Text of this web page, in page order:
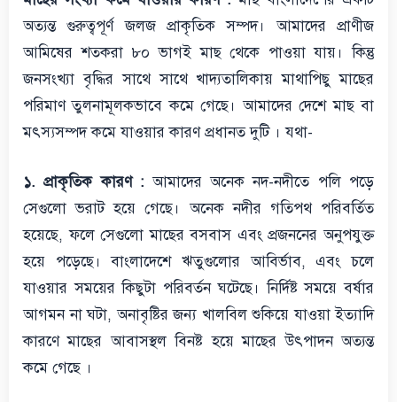
অত্যন্ত গুরুত্বপূর্ণ জলজ প্রাকৃতিক সম্পদ। আমাদের প্রাণীজ
আমিষের শতকরা ৮০ ভাগই মাছ থেকে পাওয়া যায়। কিন্তু
জনসংখ্যা বৃদ্ধির সাথে সাথে খাদ্যতালিকায় মাথাপিছু মাছের
পরিমাণ তুলনামূলকভাবে কমে গেছে। আমাদের দেশে মাছ বা
মৎস্যসম্পদ কমে যাওয়ার কারণ প্রধানত দুটি । যথা-
১. প্রাকৃতিক কারণ : আমাদের অনেক নদ-নদীতে পলি পড়ে
সেগুলো ভরাট হয়ে গেছে। অনেক নদীর গতিপথ পরিবর্তিত
হয়েছে, ফলে সেগুলো মাছের বসবাস এবং প্রজননের অনুপযুক্ত
হয়ে পড়েছে। বাংলাদেশে ঋতুগুলোর আবির্ভাব, এবং চলে
যাওয়ার সময়ের কিছুটা পরিবর্তন ঘটেছে। নির্দিষ্ট সময়ে বর্ষার
আগমন না ঘটা, অনাবৃষ্টির জন্য খালবিল শুকিয়ে যাওয়া ইত্যাদি
কারণে মাছের আবাসস্থল বিনষ্ট হয়ে মাছের উৎপাদন অত্যন্ত
কমে গেছে ।